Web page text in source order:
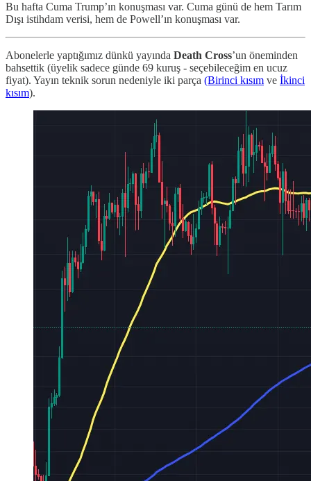
Bu hafta Cuma Trump’ın konuşması var. Cuma günü de hem Tarım
Dışı istihdam verisi, hem de Powell’ın konuşması var.
Abonelerle yaptığımız dünkü yayında Death Cross’un öneminden
bahsettik (üyelik sadece günde 69 kuruş - seçebileceğim en ucuz
fiyat). Yayın teknik sorun nedeniyle iki parça (Birinci kısım ve İkinci
kısım).